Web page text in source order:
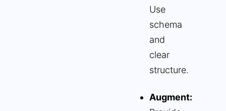
Use
schema
and
clear
structure.
Augment: